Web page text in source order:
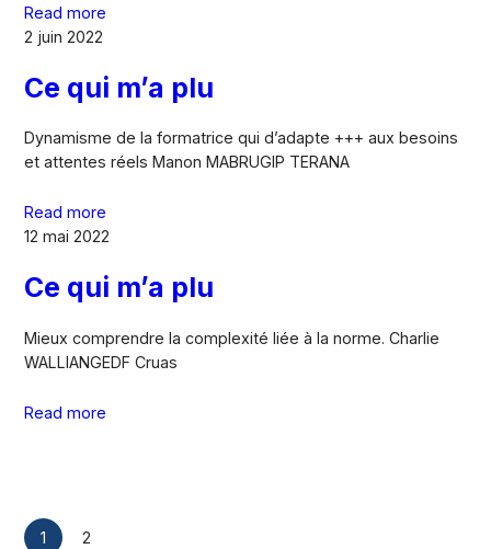
Read more
2 juin 2022
Ce qui m’a plu
Dynamisme de la formatrice qui d’adapte +++ aux besoins
et attentes réels Manon MABRUGIP TERANA
Read more
12 mai 2022
Ce qui m’a plu
Mieux comprendre la complexité liée à la norme. Charlie
WALLIANGEDF Cruas
Read more
1 2